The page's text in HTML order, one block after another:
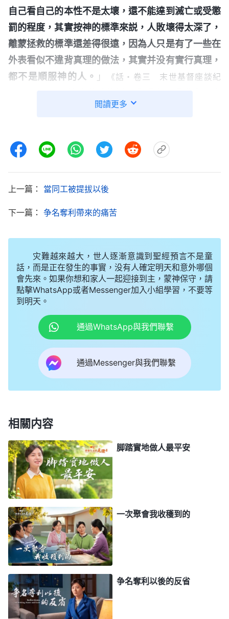
自己看自己的本性不是太壞，還不能達到滅亡或受懲
罰的程度，其實按神的標準來説，人敗壞得太深了，
離蒙拯救的標準還差得很遠，因為人只是有了一些在
外表看似不違背真理的做法，其實并没有實行真理，
都不是順服神的人。 」
《話・卷三 末世基督座談紀
該從心思意念、存心觀點上對號神的話，認識、解剖
决，這樣才能帶來真實的悔改變化。如果僅是承認自
己有敗壞性情或某些做法不對，認識不到自己的本性
實質，看不到自己敗壞有多深、活在這種情形裏有多
危險，就不會渴慕尋求真理、追求變化，更不會有真
實的悔改。這段時間，我只是承認自己為了維護名譽
自己流露的是什麽性情，屬于什麽性質，盡本分走的
是什麽道路，我并不清楚，雖然我也讓張敬心進了各
小組，但這只是做法上的改變，敗壞性情還是没有解
决，也達不到真實地放下自己跟姊妹和諧配搭，這樣
工作怎麽會有果效呢？明白了這些，我就向神禱告，
求神帶領我能對自己有真實的認識。
一天靈修時，我看到神的話説：「有些人總怕别
人比他强、高過他，總怕别人得到賞識自己被埋没，
就因此打擊、排斥别人，這是不是嫉賢妒能？是不是
慮神家利益，這種人性情不好，神不喜歡。
卷三 末世基督座談紀要・脱去敗壞性情才能得着自由釋
放》「敵基督把神家的所有、教會的財産都據為己
有，當作私有財産，都要歸他掌控，不容許别人插
手。他作教會工作時考慮的只是自己的利益，只是自
己的地位臉面，他不允許任何人損害他的利益，更不
允許任何有素質的人、能談經歷
地位構成威脅。所以他把能談經歷見證的人、能交通
真理供應神選民的人都當作競争對手來打壓排斥，巴
不得把這些人徹底孤立起來，徹底搞臭、搞垮，他心
裏才踏實。如果這些人始終不消極，還能繼續盡本
分，談見證、扶持人，那敵基督就要采取最後的手
閲讀更多
上一篇： 當同工被提拔以後
下一篇： 争名奪利帶來的痛苦
灾難越來越大，世人逐漸意識到聖經預言不是童
話，而是正在發生的事實，没有人確定明天和意外哪個
會先來。如果你想和家人一起迎接到主，蒙神保守，請
點擊WhatsApp或者Messenger加入小組學習，不要等
到明天。
通過WhatsApp與我們聯繫
通過Messenger與我們聯繫
相關内容
脚踏實地做人最平安
一次聚會我收穫到的
争名奪利以後的反省